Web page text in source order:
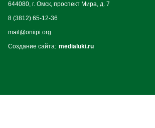
644080, г. Омск, проспект Мира, д. 7
8 (3812) 65-12-36
mail@oniipi.org
Создание сайта: medialuki.ru